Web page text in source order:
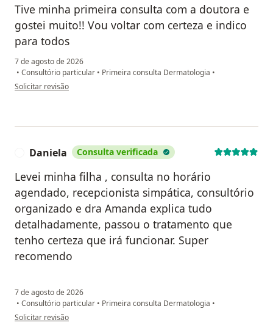
Tive minha primeira consulta com a doutora e
gostei muito!! Vou voltar com certeza e indico
para todos
7 de agosto de 2026
• Consultório particular • Primeira consulta Dermatologia •
na opinião do utilizador R.M
Solicitar revisão
Daniela Consulta verificada
Levei minha filha , consulta no horário
agendado, recepcionista simpática, consultório
organizado e dra Amanda explica tudo
detalhadamente, passou o tratamento que
tenho certeza que irá funcionar. Super
recomendo
7 de agosto de 2026
• Consultório particular • Primeira consulta Dermatologia •
na opinião do utilizador Daniela
Solicitar revisão